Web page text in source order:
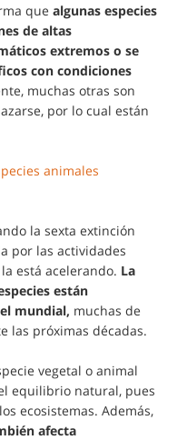
que algunas especies
de altas
extremos o se
con condiciones
muchas otras son
por lo cual están
animales
la sexta extinción
por las actividades
está acelerando. La
están
mundial, muchas de
las próximas décadas.
vegetal o animal
equilibrio natural, pues
ecosistemas. Además,
afecta